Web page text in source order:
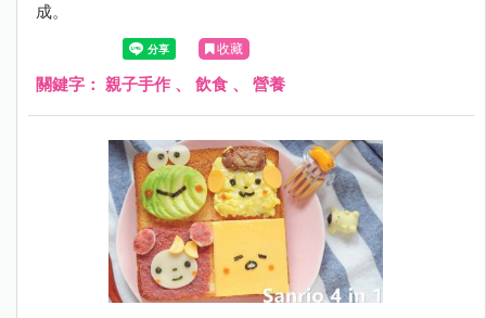
成。
收藏
關鍵字： 親子手作 、 飲食 、 營養